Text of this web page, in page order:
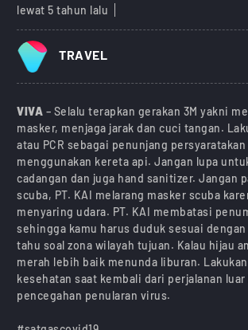
lewat 5 tahun lalu
TRAVEL
VIVA – Selalu terapkan gerakan 3M yakni
masker, menjaga jarak dan cuci tangan.
atau PCR sebagai penunjang
menggunakan kereta api. Jangan lupa
cadangan dan juga hand sanitizer. Jangan
scuba, PT. KAI melarang masker scuba
menyaring udara. PT. KAI membatasi
sehingga kamu harus duduk sesuai
tahu soal zona wilayah tujuan. Kalau hijau
merah lebih baik menunda liburan.
kesehatan saat kembali dari perjalanan
pencegahan penularan virus.